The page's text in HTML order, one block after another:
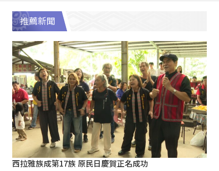
推薦新聞
西拉雅族成第17族 原民日慶賀正名成功